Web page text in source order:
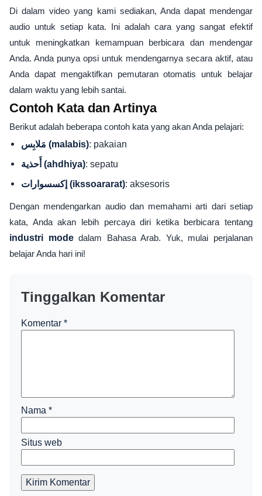
Di dalam video yang kami sediakan, Anda dapat mendengar
audio untuk setiap kata. Ini adalah cara yang sangat efektif
untuk meningkatkan kemampuan berbicara dan mendengar
Anda. Anda punya opsi untuk mendengarnya secara aktif, atau
Anda dapat mengaktifkan pemutaran otomatis untuk belajar
dalam waktu yang lebih santai.
Contoh Kata dan Artinya
Berikut adalah beberapa contoh kata yang akan Anda pelajari:
مَلابِس (malabis): pakaian
أَحذية (ahdhiya): sepatu
إكسسوارات (ikssoararat): aksesoris
Dengan mendengarkan audio dan memahami arti dari setiap
kata, Anda akan lebih percaya diri ketika berbicara tentang
industri modedalam Bahasa Arab. Yuk, mulai perjalanan
belajar Anda hari ini!
Tinggalkan Komentar
Komentar *
Nama *
Situs web
Kirim Komentar